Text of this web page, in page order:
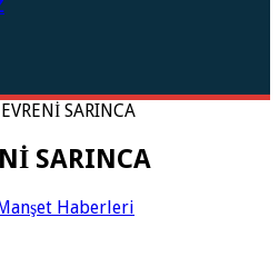
SARINCA
SARINCA
Haberleri